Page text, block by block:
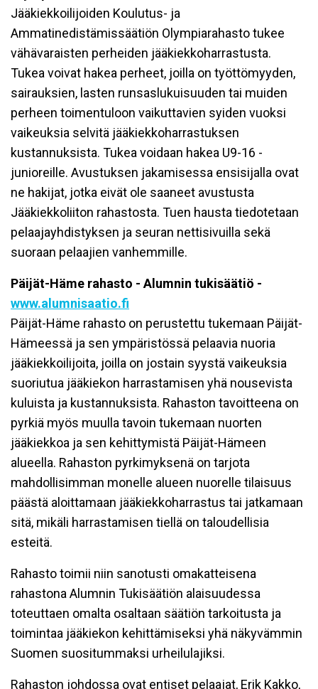
Jääkiekkoilijoiden Koulutus- ja
Ammatinedistämissäätiön Olympiarahasto tukee
vähävaraisten perheiden jääkiekkoharrastusta.
Tukea voivat hakea perheet, joilla on työttömyyden,
sairauksien, lasten runsaslukuisuuden tai muiden
perheen toimentuloon vaikuttavien syiden vuoksi
vaikeuksia selvitä jääkiekkoharrastuksen
kustannuksista. Tukea voidaan hakea U9-16 -
junioreille. Avustuksen jakamisessa ensisijalla ovat
ne hakijat, jotka eivät ole saaneet avustusta
Jääkiekkoliiton rahastosta. Tuen hausta tiedotetaan
pelaajayhdistyksen ja seuran nettisivuilla sekä
suoraan pelaajien vanhemmille.
Päijät-Häme rahasto - Alumnin tukisäätiö -
www.alumnisaatio.fi
Päijät-Häme rahasto on perustettu tukemaan Päijät-
Hämeessä ja sen ympäristössä pelaavia nuoria
jääkiekkoilijoita, joilla on jostain syystä vaikeuksia
suoriutua jääkiekon harrastamisen yhä nousevista
kuluista ja kustannuksista. Rahaston tavoitteena on
pyrkiä myös muulla tavoin tukemaan nuorten
jääkiekkoa ja sen kehittymistä Päijät-Hämeen
alueella. Rahaston pyrkimyksenä on tarjota
mahdollisimman monelle alueen nuorelle tilaisuus
päästä aloittamaan jääkiekkoharrastus tai jatkamaan
sitä, mikäli harrastamisen tiellä on taloudellisia
esteitä.
Rahasto toimii niin sanotusti omakatteisena
rahastona Alumnin Tukisäätiön alaisuudessa
toteuttaen omalta osaltaan säätiön tarkoitusta ja
toimintaa jääkiekon kehittämiseksi yhä näkyvämmin
Suomen suositummaksi urheilulajiksi.
Rahaston johdossa ovat entiset pelaajat, Erik Kakko,